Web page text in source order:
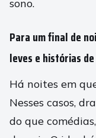
sono.
Para um final de
leves e histórias
Há noites em
Nesses casos,
do que